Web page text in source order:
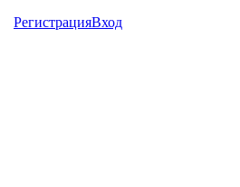
РегистрацияВход